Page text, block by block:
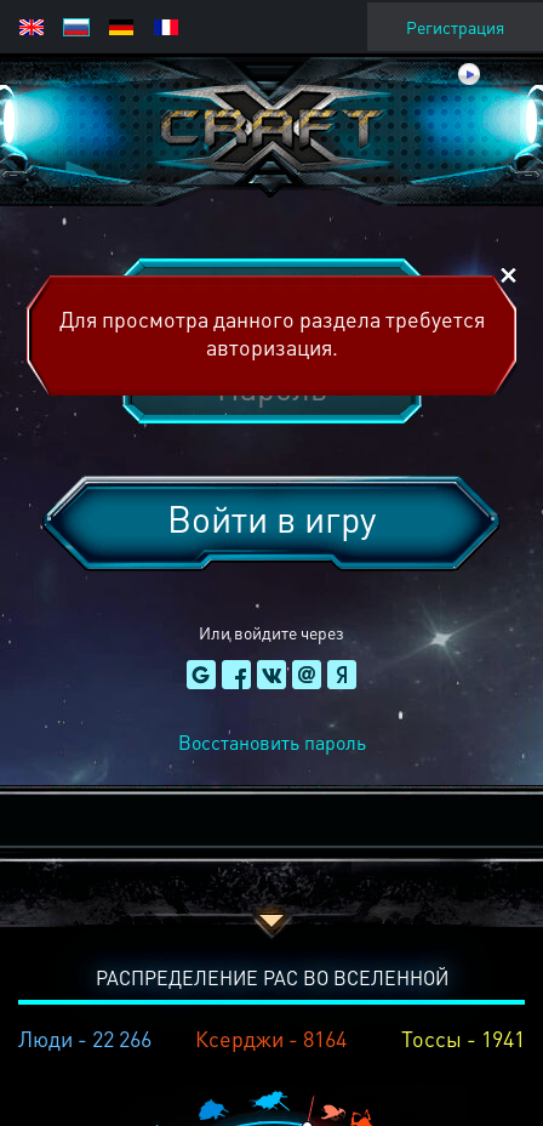
Регистрация
Или войдите через
Войти в игру
Восстановить пароль
Для просмотра данного раздела требуется
авторизация.
РАСПРЕДЕЛЕНИЕ РАС ВО ВСЕЛЕННОЙ
Люди - 22 266 Ксерджи - 8164 Тоссы - 1941